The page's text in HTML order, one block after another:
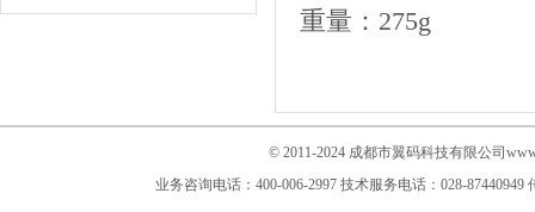
重量： 275g
© 2011-2024 成都市翼码科技有限公司
业务咨询电话：400-006-2997 技术服务电话：028-87440949